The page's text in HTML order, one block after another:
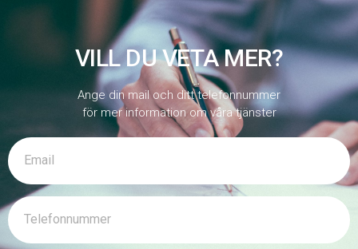
VILL DU VETA MER?
Ange din mail och ditt telefonnummer
för mer information om våra tjänster